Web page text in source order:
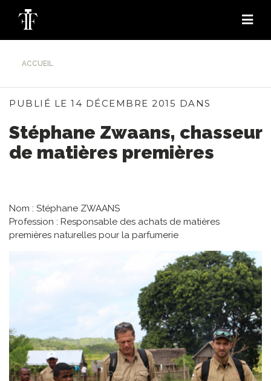
ACCUEIL
PUBLIÉ LE 14 DÉCEMBRE 2015 DANS
Stéphane Zwaans, chasseur
de matières premières
Nom : Stéphane ZWAANS
Profession : Responsable des achats de matières
premières naturelles pour la parfumerie